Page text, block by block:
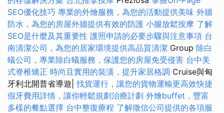
SEO優化技巧 專業的外燴服務，為您的活動提供美味 外牆
防水，為您的房屋外牆提供有效的防護 小腿放鬆按摩 了解
SEO是什麼及其重要性 護照申請的必要步驟與注意事項 台
南清潔公司，為您的居家環境提供高品質清潔 Group 除白
蟻公司，專業除白蟻服務，保護您的房屋免受侵害 台中美
式脊椎矯正 時尚且實用的裝潢，提升家居格調 Cruise與匈
牙利北開普省導遊| 找貨運行，讓您的貨物運輸更高效快捷
假牙費用詳情，讓你輕鬆規劃治療計劃 外燴buffet，豐富
多樣的餐點選擇 台中整復療程 了解徵信公司提供的各項服